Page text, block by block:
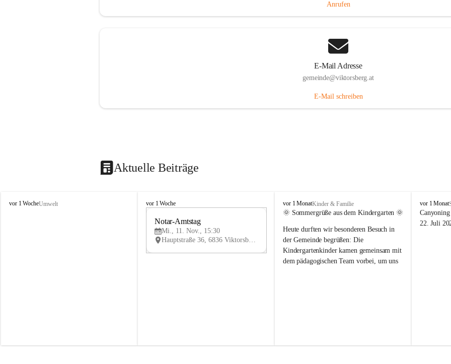
Anrufen
E-Mail Adresse
gemeinde@viktorsberg.at
E-Mail schreiben
Aktuelle Beiträge
V
vor 1 WocheUmwelt
V
vor 1 Woche
V
Notar-Amtstag
Mi., 11. Nov., 15:30
Hauptstraße 36, 6836 Viktorsberg, AUT
V
i
t
o
r
s
vor 1 MonatKinder & Familie
🌞 Sommergrüße aus dem Kindergarten 🌞
Heute durften wir besonderen Besuch in
der Gemeinde begrüßen: Die
Kindergartenkinder kamen gemeinsam mit
dem pädagogischen Team vorbei, um uns
V
i
k
vor 1 Monat
22. Juli